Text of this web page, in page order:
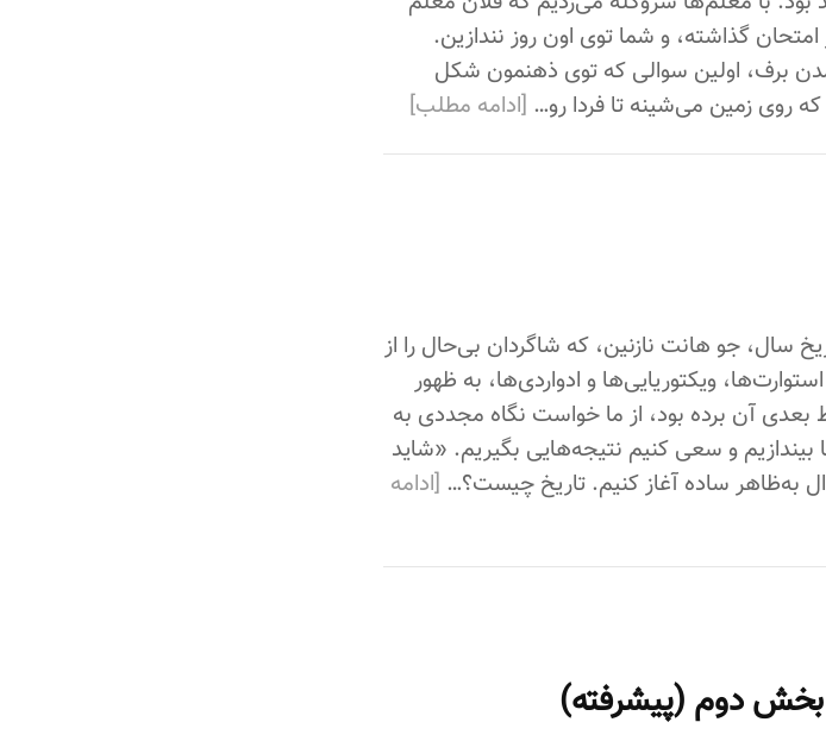
گذاشته، و شما توی اون روز نندازین.
برف، اولین سوالی که توی ذهنمون شکل
روی زمین می‌شینه تا فردا رو… [ادامه مطلب]
سال، جو هانت نازنین، که شاگردان بی‌حال را از
ویکتوریایی‌ها و ادواردی‌ها، به ظهور
بعدی آن برده بود، از ما خواست نگاه مجددی به
و سعی کنیم نتیجه‌هایی بگیریم. «شاید
به‌ظاهر ساده آغاز کنیم. تاریخ چیست؟… [ادامه
بخش دوم (پیشرفته)